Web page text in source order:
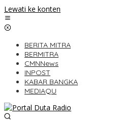
Lewati ke konten
BERITA MITRA
BERMITRA
CMNNews
INPOST
KABAR BANGKA
MEDIAQU